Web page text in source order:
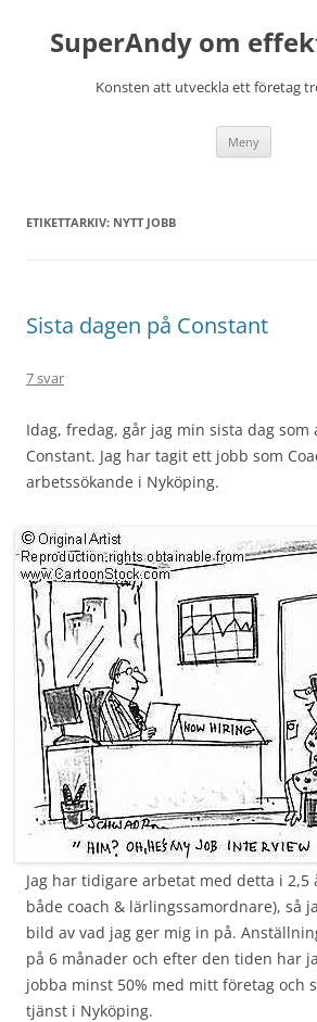
innehåll
SuperAndy om
Konsten att utveckla ett företag
Meny
ETIKETTARKIV: NYTT JOBB
Sista dagen på Constant
7 svar
Idag, fredag, går jag min sista dag som
Constant. Jag har tagit ett jobb som
arbetssökande i Nyköping.
Jag har tidigare arbetat med detta i 2,5
både coach & lärlingssamordnare), så
bild av vad jag ger mig in på.
på 6 månader och efter den tiden har
jobba minst 50% med mitt företag och
tjänst i Nyköping.